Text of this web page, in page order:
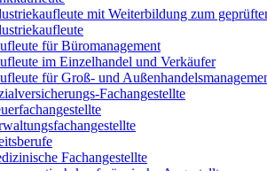
mit Weiterbildung zum
für Büromanagement
im Einzelhandel und Verkäufer
für Groß- und
Fachangestellte
Fachangestellte